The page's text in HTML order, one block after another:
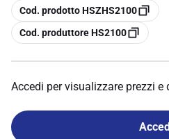
copia
Cod. prodotto HSZHS2100
copia
Cod. produttore HS2100
Accedi per visualizzare prezzi e